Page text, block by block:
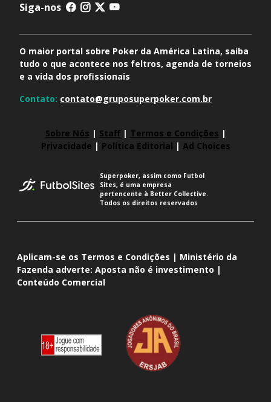
Siga-nos
O maior portal sobre Poker da América Latina, saiba
tudo o que acontece nos feltros, agenda de torneios
e a vida dos profissionais
Contato: contato@gruposuperpoker.com.br
Sobre Nós | Staff| Termos e Condições |
Privacidade | Política Editorial | Ad Choices
Superpoker, assim como Futbol
Sites, é uma empresa
pertencente à Better Collective.
Todos os direitos reservados
Aplicam-se os Termos e Condições | Ministério da
Fazenda adverte: Aposta não é investimento |
Conteúdo Comercial